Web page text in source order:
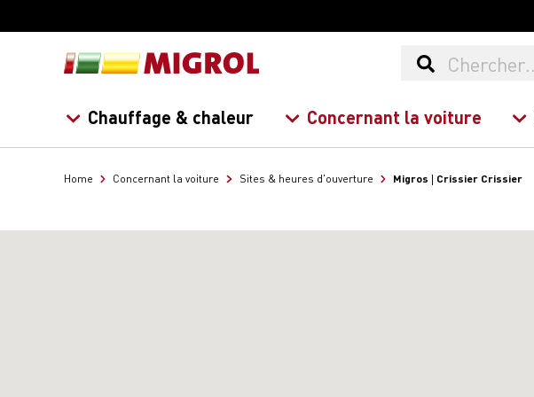
Chauffage & chaleur Concernant la voiture
Home Concernant la voiture Sites & heures d'ouverture Migros | Crissier Crissier